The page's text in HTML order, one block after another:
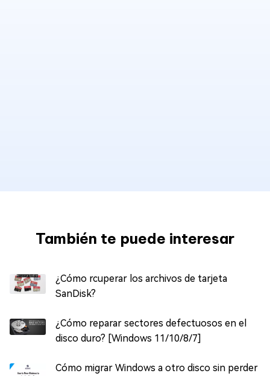
También te puede interesar
¿Cómo rcuperar los archivos de tarjeta
SanDisk?
¿Cómo reparar sectores defectuosos en el
disco duro? [Windows 11/10/8/7]
Cómo migrar Windows a otro disco sin perder